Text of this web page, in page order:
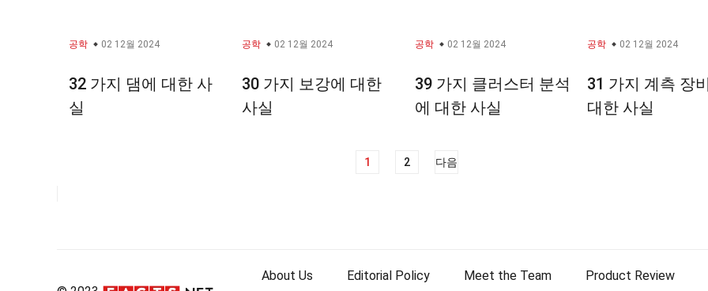
공학 02 12월 2024
32 가지 댐에 대한 사
실
공학 02 12월 2024
30 가지 보강에 대한
사실
공학 02 12월 2024
39 가지 클러스터 분석
에 대한 사실
공학 02 12월 2024
31 가지 계측 장
대한 사실
션
1 2 다음
About Us Editorial Policy Meet the Team
Product Review